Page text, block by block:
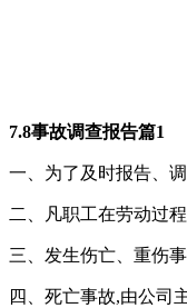
7.8事故调查报告篇1
一、为了及时报告、
二、凡职工在劳动过
三、发生伤亡、重伤
四、死亡事故,由公司